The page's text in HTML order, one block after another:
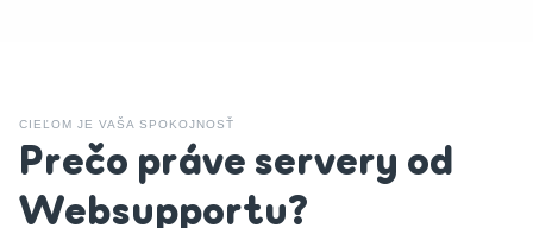
CIEĽOM JE VAŠA SPOKOJNOSŤ
Prečo práve servery od
Websupportu?